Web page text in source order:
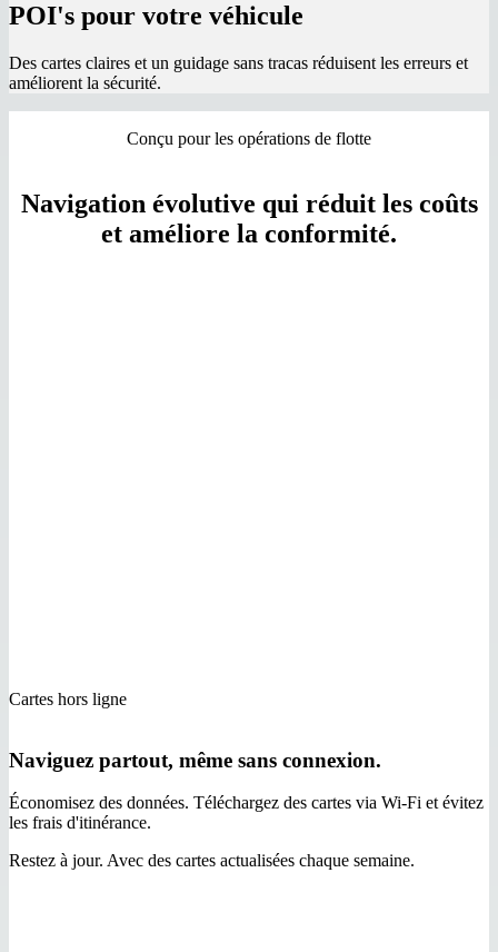
POI's pour votre véhicule
Des cartes claires et un guidage sans tracas réduisent les erreurs et
améliorent la sécurité.
Conçu pour les opérations de flotte
Navigation évolutive qui réduit les coûts
et améliore la conformité.
Cartes hors ligne
Naviguez partout, même sans connexion.
Économisez des données. Téléchargez des cartes via Wi‑Fi et évitez
les frais d'itinérance.
Restez à jour. Avec des cartes actualisées chaque semaine.